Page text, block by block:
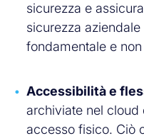
sicurezza e
sicurezza
fondamentale e
Accessibilità e
archiviate nel cloud
accesso fisico. Ciò